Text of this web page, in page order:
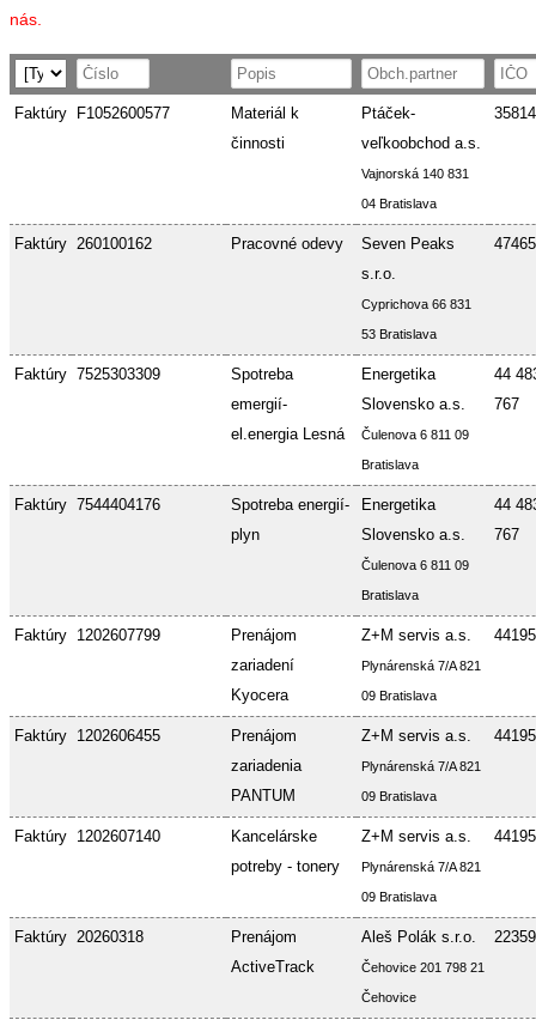
nás.
Faktúry F1052600577
Materiál k
činnosti
Ptáček-
veľkoobchod a.s.
Vajnorská 140 831
04 Bratislava
Faktúry 260100162 Pracovné odevy
Seven Peaks
s.r.o.
Cyprichova 66 831
53 Bratislava
Faktúry 7525303309
Spotreba
emergií-
el.energia Lesná
Energetika
Slovensko a.s.
Čulenova 6 811 09
Bratislava
44
767
Faktúry 7544404176
Spotreba energií-
plyn
Energetika
Slovensko a.s.
Čulenova 6 811 09
Bratislava
44
767
Faktúry 1202607799
Prenájom
zariadení
Kyocera
Z+M servis a.s.
Plynárenská 7/A 821
09 Bratislava
Faktúry 1202606455
Prenájom
zariadenia
PANTUM
Z+M servis a.s.
Plynárenská 7/A 821
09 Bratislava
Faktúry 1202607140
Kancelárske
potreby - tonery
Z+M servis a.s.
Plynárenská 7/A 821
09 Bratislava
Faktúry 20260318
Prenájom
ActiveTrack
Aleš Polák s.r.o.
Čehovice 201 798 21
Čehovice